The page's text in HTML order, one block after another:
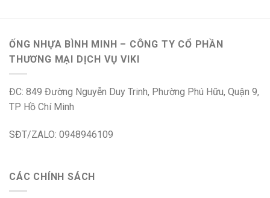
ỐNG NHỰA BÌNH MINH – CÔNG TY CỔ PHẦN
THƯƠNG MẠI DỊCH VỤ VIKI
ĐC: 849 Đường Nguyễn Duy Trinh, Phường Phú Hữu, Quận 9,
TP Hồ Chí Minh
SĐT/ZALO: 0948946109
CÁC CHÍNH SÁCH